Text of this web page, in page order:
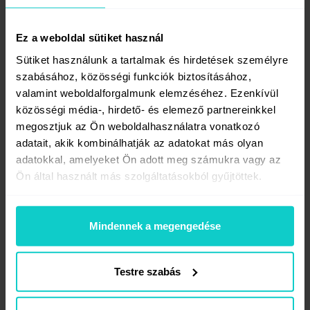
Ez a weboldal sütiket használ
Sütiket használunk a tartalmak és hirdetések személyre
szabásához, közösségi funkciók biztosításához,
valamint weboldalforgalmunk elemzéséhez. Ezenkívül
közösségi média-, hirdető- és elemező partnereinkkel
megosztjuk az Ön weboldalhasználatra vonatkozó
adatait, akik kombinálhatják az adatokat más olyan
adatokkal, amelyeket Ön adott meg számukra vagy az
Ön által használt más szolgáltatásokból gyűjtöttek.
Mindennek a megengedése
Testre szabás
a vásárlók néhány javaslatát, akkor
nemcsak képet kapsz a potenciális vásárlók
láthatod a cégedet és a vásárlód igényeire
reagálva javíthatod a működését. Ezenkívül
a célközönséged is jobban megismerheti
vállalatodat, ami jobb értékesítési
eredményekhez vezethet. Egy vásárló
ösztönösen olyan cég termékét választja,
amelyet már ismer.
9. A blog nagyszerű eszköz
a cégtörténet bemutatásához
A történetmesélés elterjedt eszközzé vált
a marketinges körökben, és nagymértékben